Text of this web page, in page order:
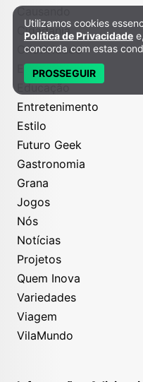
Causando
Cidadania
Criatividade
Economize
Educação
Entretenimento
Estilo
Futuro Geek
Gastronomia
Grana
Jogos
Nós
Notícias
Projetos
Quem Inova
Variedades
Viagem
VilaMundo
Política de Privacidade e
Utilizamos cookies
Política de Privacidade
concorda com estas
PROSSEGUIR